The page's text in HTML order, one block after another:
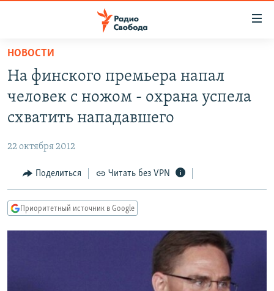
упрощенного
доступа
основному
Вернутся
Вернутся
ПРОГРАММЫ
ПОДКАСТЫ
МНЕНИЯ
КУЛЬТУРА
КАВКАЗ.РЕАЛИИ
НОВОСТИ
На финского премьера напал
человек с ножом - охрана успела
схватить нападавшего
22 октября 2012
Поделиться Читать без VPN
Приоритетный источник в Google